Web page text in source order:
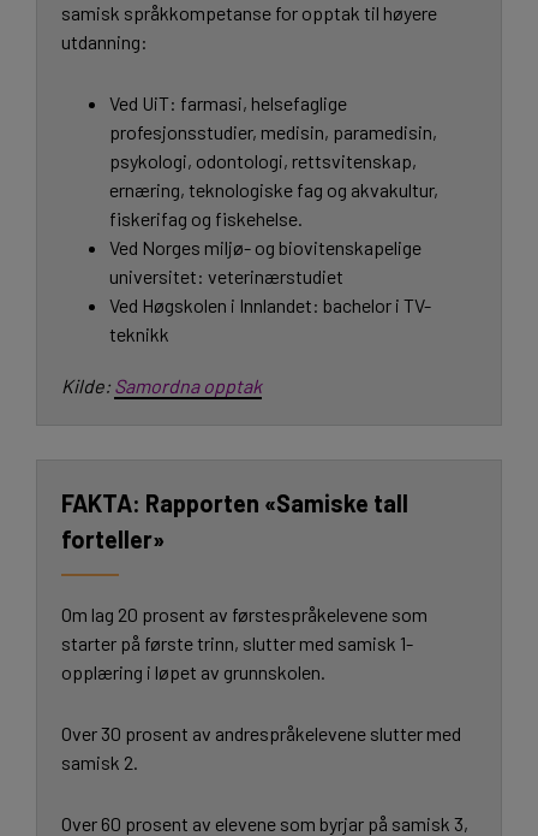
samisk språkkompetanse for opptak til høyere
utdanning:
Ved UiT: farmasi, helsefaglige
profesjonsstudier, medisin, paramedisin,
psykologi, odontologi, rettsvitenskap,
ernæring, teknologiske fag og akvakultur,
fiskerifag og fiskehelse.
Ved Norges miljø- og biovitenskapelige
universitet: veterinærstudiet
Ved Høgskolen i Innlandet: bachelor i TV-
teknikk
Kilde: Samordna opptak
Rapporten «Samiske tall
forteller»
Om lag 20 prosent av førstespråkelevene som
starter på første trinn, slutter med samisk 1-
opplæring i løpet av grunnskolen.
Over 30 prosent av andrespråkelevene slutter med
samisk 2.
Over 60 prosent av elevene som byrjar på samisk 3,